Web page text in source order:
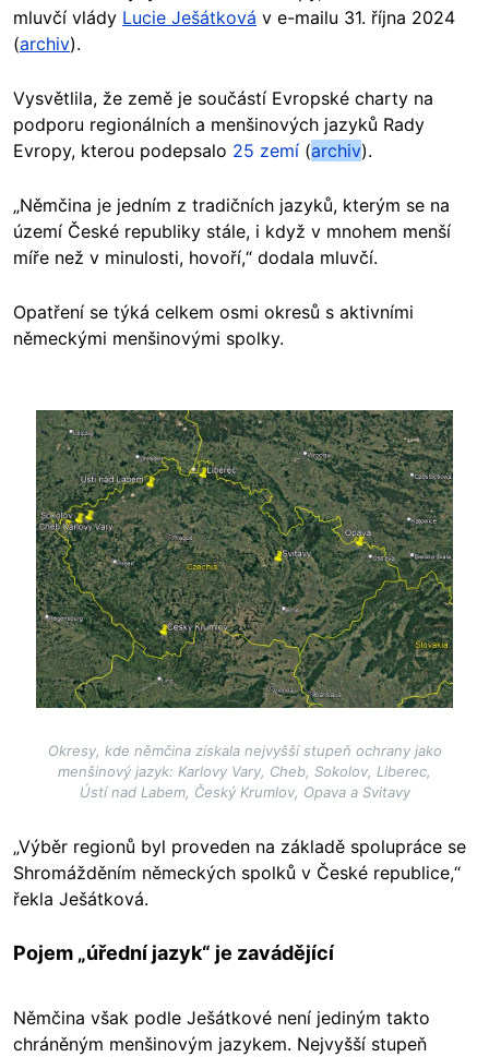
mluvčí vlády Lucie Ješátková v e-mailu 31. října 2024
(archiv).
Vysvětlila, že země je součástí Evropské charty na
podporu regionálních a menšinových jazyků Rady
Evropy, kterou podepsalo 25 zemí (archiv).
„Němčina je jedním z tradičních jazyků, kterým se na
území České republiky stále, i když v mnohem menší
míře než v minulosti, hovoří,“ dodala mluvčí.
Opatření se týká celkem osmi okresů s aktivními
německými menšinovými spolky.
Image
Okresy, kde němčina získala nejvyšší stupeň ochrany jako
menšinový jazyk: Karlovy Vary, Cheb, Sokolov, Liberec,
Ústí nad Labem, Český Krumlov, Opava a Svitavy
„Výběr regionů byl proveden na základě spolupráce se
Shromážděním německých spolků v České republice,“
řekla Ješátková.
Pojem „úřední jazyk“ je zavádějící
Němčina však podle Ješátkové není jediným takto
chráněným menšinovým jazykem. Nejvyšší stupeň